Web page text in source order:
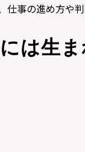
事の進め方や
は生